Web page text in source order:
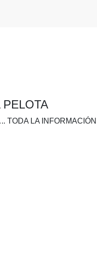
PELOTA
TODA LA INFORMACIÓN